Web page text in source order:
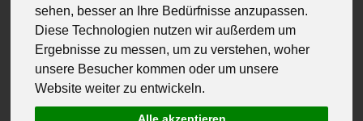
sehen, besser an Ihre Bedürfnisse anzupassen.
Diese Technologien nutzen wir außerdem um
Ergebnisse zu messen, um zu verstehen, woher
unsere Besucher kommen oder um unsere
Website weiter zu entwickeln.